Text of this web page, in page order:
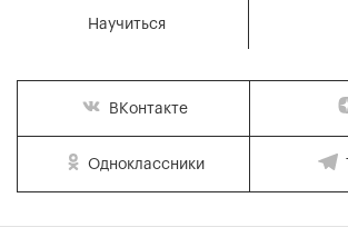
Научиться
ВКонтакте
Одноклассники